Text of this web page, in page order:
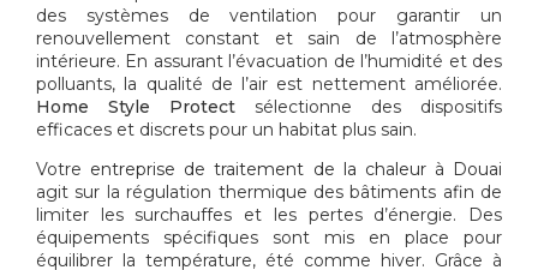
des systèmes de ventilation pour garantir un
renouvellement constant et sain de l’atmosphère
intérieure. En assurant l’évacuation de l’humidité et des
polluants, la qualité de l’air est nettement améliorée.
Home Style Protect sélectionne des dispositifs
efficaces et discrets pour un habitat plus sain.
Votre entreprise de traitement de la chaleur à Douai
agit sur la régulation thermique des bâtiments afin de
limiter les surchauffes et les pertes d’énergie. Des
équipements spécifiques sont mis en place pour
équilibrer la température, été comme hiver. Grâce à